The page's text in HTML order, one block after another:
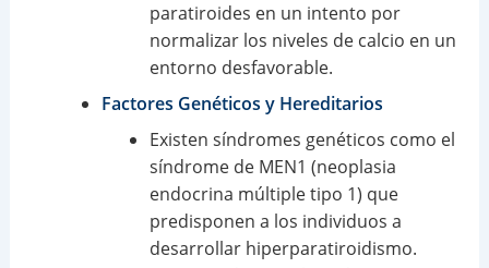
paratiroides en un intento por
normalizar los niveles de calcio en un
entorno desfavorable.
Factores Genéticos y Hereditarios
Existen síndromes genéticos como el
síndrome de MEN1 (neoplasia
endocrina múltiple tipo 1) que
predisponen a los individuos a
desarrollar hiperparatiroidismo.